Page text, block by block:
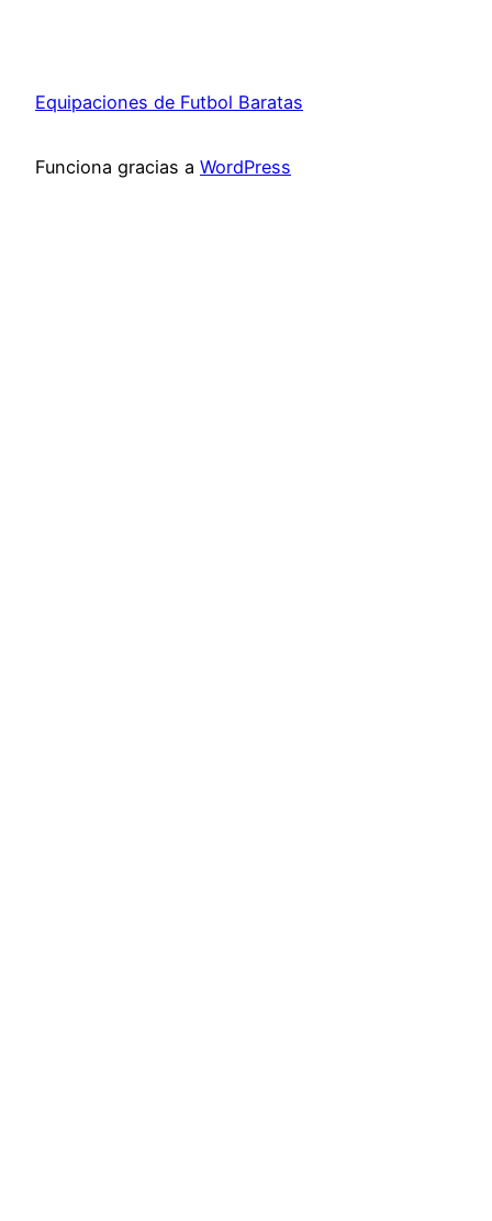
Equipaciones de Futbol Baratas
Funciona gracias a WordPress